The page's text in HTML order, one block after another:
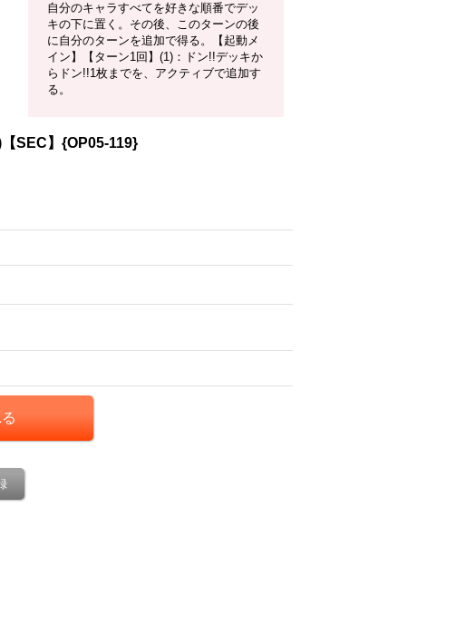
自分のキャラすべてを好きな順番でデッ
キの下に置く。その後、このターンの後
に自分のターンを追加で得る。【起動メ
イン】【ターン1回】(1)：ドン!!デッキか
らドン!!1枚までを、アクティブで追加す
る。
SEC】{OP05-119}